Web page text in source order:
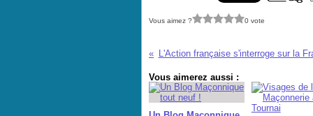
Vous aimez ? 0 vote
L'Action française s'interroge sur la
Vous aimerez aussi :